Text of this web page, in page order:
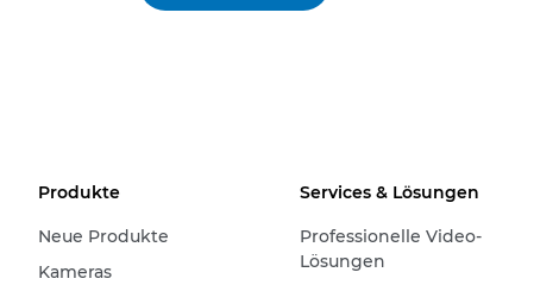
Produkte
Neue Produkte
Kameras
Services & Lösungen
Professionelle Video-
Lösungen